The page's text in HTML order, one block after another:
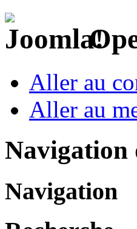
Aller au
Aller au
Navigation
Navigation